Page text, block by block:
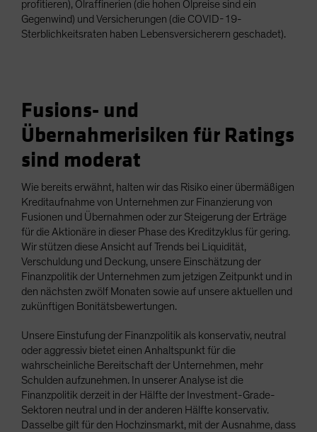
profitieren), Ölraffinerien (die hohen Ölpreise sind ein
Gegenwind) und Versicherungen (die COVID-19-
Sterblichkeitsraten haben Lebensversicherern geschadet).
Fusions- und
Übernahmerisiken für Ratings
sind moderat
Wie bereits erwähnt, halten wir das Risiko einer übermäßigen
Kreditaufnahme von Unternehmen zur Finanzierung von
Fusionen und Übernahmen oder zur Steigerung der Erträge
für die Aktionäre in dieser Phase des Kreditzyklus für gering.
Wir stützen diese Ansicht auf Trends bei Liquidität,
Verschuldung und Deckung, unsere Einschätzung der
Finanzpolitik der Unternehmen zum jetzigen Zeitpunkt und in
den nächsten zwölf Monaten sowie auf unsere aktuellen und
zukünftigen Bonitätsbewertungen.
Unsere Einstufung der Finanzpolitik als konservativ, neutral
oder aggressiv bietet einen Anhaltspunkt für die
wahrscheinliche Bereitschaft der Unternehmen, mehr
Schulden aufzunehmen. In unserer Analyse ist die
Finanzpolitik derzeit in der Hälfte der Investment-Grade-
Sektoren neutral und in der anderen Hälfte konservativ.
Dasselbe gilt für den Hochzinsmarkt, mit der Ausnahme, dass